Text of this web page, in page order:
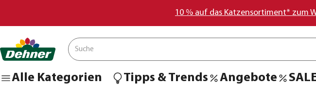
10 % auf das Katzensortiment* zum
Alle Kategorien Tipps & Trends Angebote